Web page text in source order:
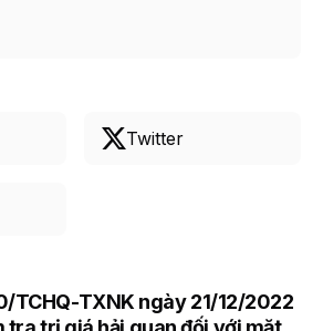
Twitter
TCHQ-TXNK ngày 21/12/2022